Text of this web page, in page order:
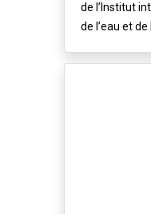
de l’Institut
de l’eau et